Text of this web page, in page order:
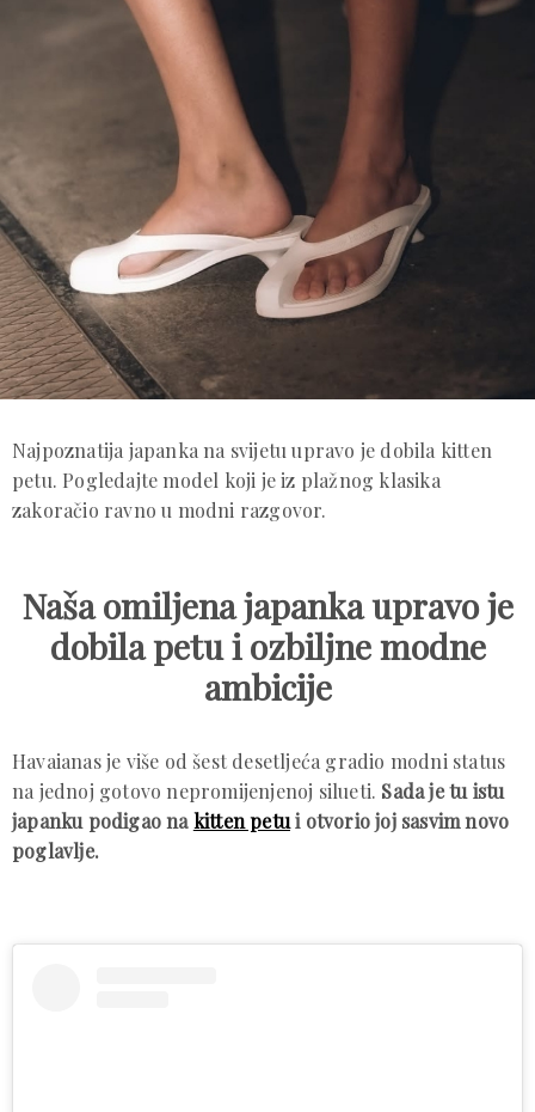
Najpoznatija japanka na svijetu upravo je dobila kitten
petu. Pogledajte model koji je iz plažnog klasika
zakoračio ravno u modni razgovor.
Naša omiljena japanka upravo je
dobila petu i ozbiljne modne
ambicije
Havaianas je više od šest desetljeća gradio modni status
na jednoj gotovo nepromijenjenoj silueti. Sada je tu istu
japanku podigao nakitten petui otvorio joj sasvim novo
poglavlje.